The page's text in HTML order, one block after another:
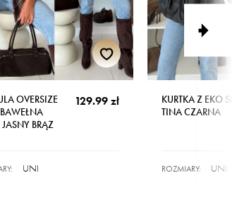
OVERSIZE
BRĄZ
129.99 zł
UNI
KURTKA Z EKO
TINA CZARNA
ROZMIARY: UNI